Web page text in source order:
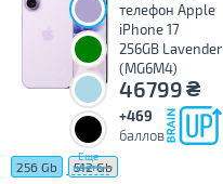
Еще
цвета
телефон Apple
iPhone 17
256GB Lavender
(MG6M4)
46799₴
+469
баллов
256 Gb 512 Gb